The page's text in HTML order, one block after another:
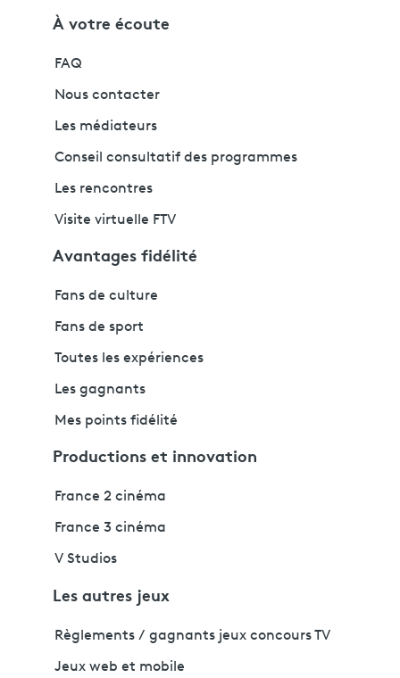
À votre écoute
FAQ
Nous contacter
Les médiateurs
Conseil consultatif des programmes
Les rencontres
Visite virtuelle FTV
Avantages fidélité
Fans de culture
Fans de sport
Toutes les expériences
Les gagnants
Mes points fidélité
Productions et innovation
France 2 cinéma
France 3 cinéma
V Studios
Les autres jeux
Règlements / gagnants jeux concours TV
Jeux web et mobile